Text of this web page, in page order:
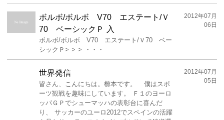
ボルボ/ボルボ V70 エステート/Ｖ
70 ベーシックＰ 入
ボルボ/ボルボ V70 エステート/Ｖ70 ベー
シックＰ> > > ・・・
2012年07月
06日
世界発信
皆さん、こんにちは。櫛本です。 僕はスポ
ーツ観戦を趣味にしています。 Ｆ１のヨーロ
ッパＧＰでシューマッハの表彰台に喜んだ
り、 サッカーのユーロ2012でスペインの活躍
2012年07月
05日